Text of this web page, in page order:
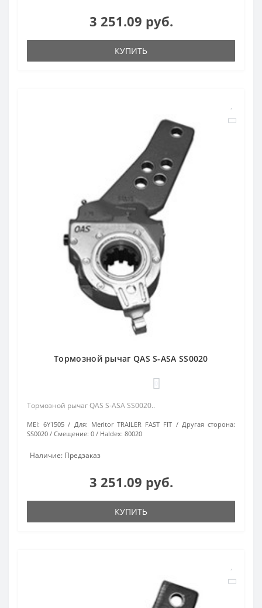
3 251.09 руб.
КУПИТЬ
Тормозной рычаг QAS S-ASA SS0020
Тормозной рычаг QAS S-ASA SS0020..
MEI: 6Y1505 Для: Meritor TRAILER FAST FIT
Другая сторона:
SS0020
Смещение: 0 Haldex: 80020
Наличие: Предзаказ
3 251.09 руб.
КУПИТЬ